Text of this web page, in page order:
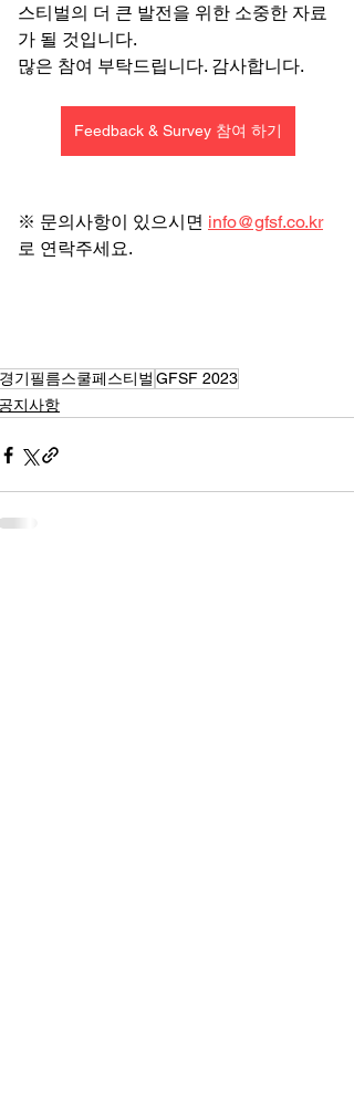
스티벌의 더 큰 발전을 위한 소중한 자료
가 될 것입니다.
많은 참여 부탁드립니다. 감사합니다.
Feedback & Survey 참여 하기
※ 문의사항이 있으시면 info@gfsf.co.kr
로 연락주세요.
경기필름스쿨페스티벌 GFSF 2023
지사항